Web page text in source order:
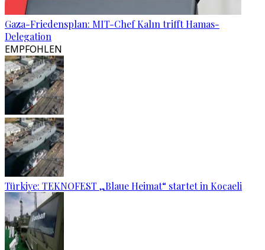
Gaza-Friedensplan: MIT-Chef Kalın trifft Hamas-
Delegation
EMPFOHLEN
Türkiye: TEKNOFEST „Blaue Heimat“ startet in Kocaeli